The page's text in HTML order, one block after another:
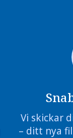
Vi skickar
– ditt nya